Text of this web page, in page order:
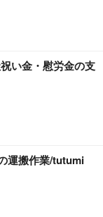
い金・慰労金の支
運搬作業/tutumi